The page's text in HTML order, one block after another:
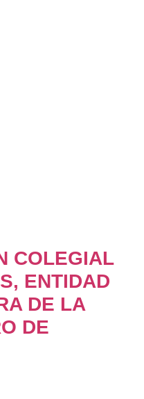
COLEGIAL
ENTIDAD
DE LA
DE